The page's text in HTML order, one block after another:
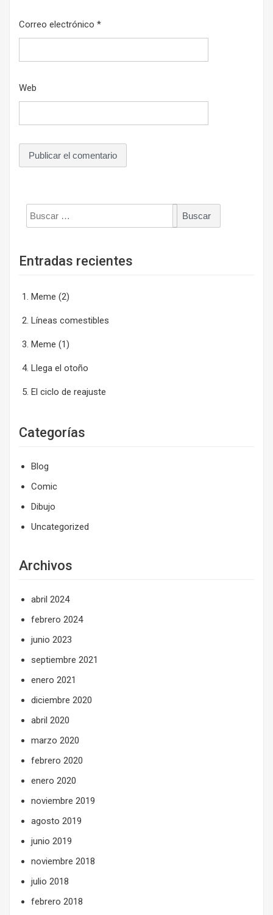
Correo electrónico *
Web
Buscar:
Entradas recientes
Meme (2)
Líneas comestibles
Meme (1)
Llega el otoño
El ciclo de reajuste
Categorías
Blog
Comic
Dibujo
Uncategorized
Archivos
abril 2024
febrero 2024
junio 2023
septiembre 2021
enero 2021
diciembre 2020
abril 2020
marzo 2020
febrero 2020
enero 2020
noviembre 2019
agosto 2019
junio 2019
noviembre 2018
julio 2018
febrero 2018